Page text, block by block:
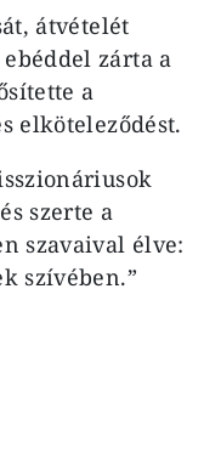
átvételét
zárta a
a
elköteleződést.
szerte a
szavaival élve:
szívében.”